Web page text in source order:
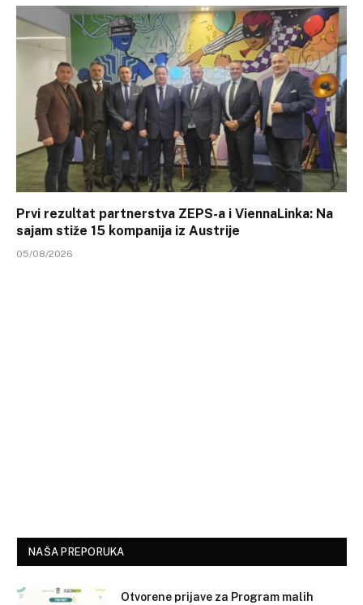
Prvi rezultat partnerstva ZEPS-a i ViennaLinka: Na
sajam stiže 15 kompanija iz Austrije
05/08/2026
NAŠA PREPORUKA
Otvorene prijave za Program malih